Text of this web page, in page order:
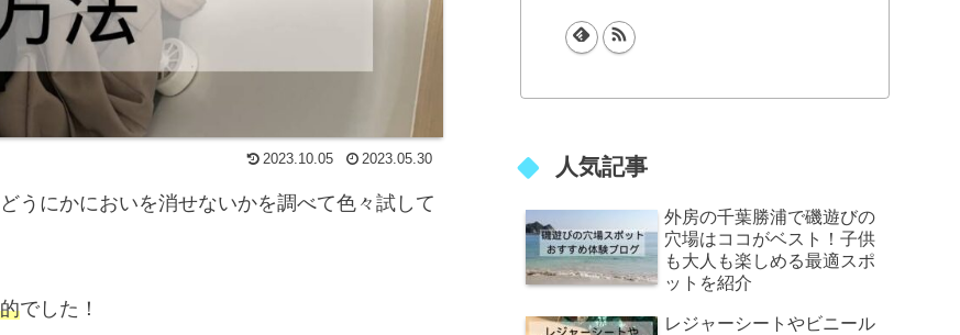
2023.10.05 2023.05.30
うにかにおいを消せないかを調べて色々試して
でした！
人気記事
外房の千葉勝浦で磯遊びの
穴場はココがベスト！子供
も大人も楽しめる最適スポ
ットを紹介
レジャーシートやビニール